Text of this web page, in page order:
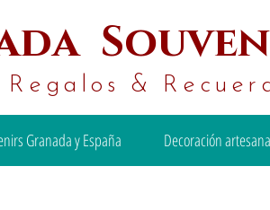
&
Granada y España Decoración